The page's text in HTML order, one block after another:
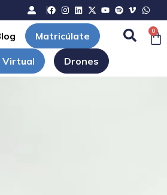
Matricúlate
Virtual Drones
0